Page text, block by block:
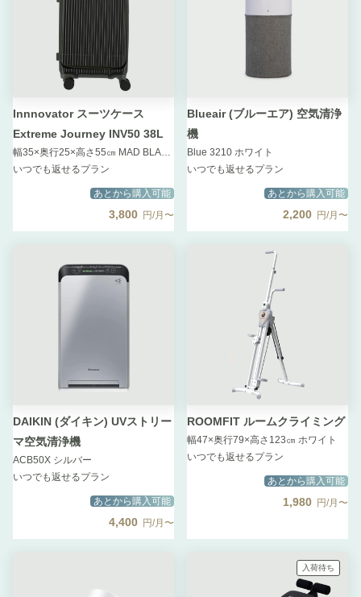
Innnovator スーツケース
Extreme Journey INV50 38L
幅35×奥行25×高さ55㎝ MAD BLACK
いつでも返せるプラン
あとから購入可能
3,800 円/月〜
Blueair (ブルーエア) 空気清浄
機
Blue 3210 ホワイト
いつでも返せるプラン
あとから購入可能
2,200 円/月〜
DAIKIN (ダイキン) UVストリー
マ空気清浄機
ACB50X シルバー
いつでも返せるプラン
あとから購入可能
4,400 円/月〜
ROOMFIT ルームクライミング
幅47×奥行79×高さ123㎝ ホワイト
いつでも返せるプラン
あとから購入可能
1,980 円/月〜
入荷待ち